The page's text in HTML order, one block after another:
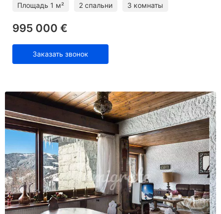
Площадь 1 м² 2 спальни 3 комнаты
995 000 €
Заказать звонок